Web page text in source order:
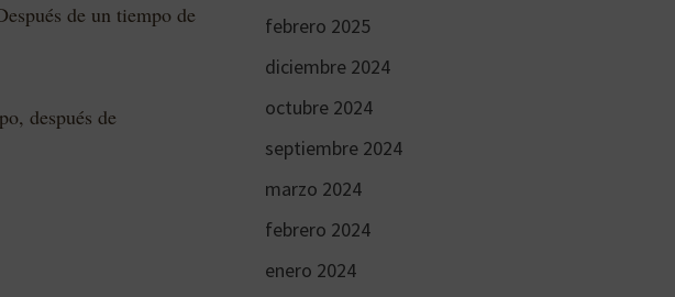
de un tiempo de
después de
febrero 2025
diciembre 2024
octubre 2024
septiembre 2024
marzo 2024
febrero 2024
enero 2024